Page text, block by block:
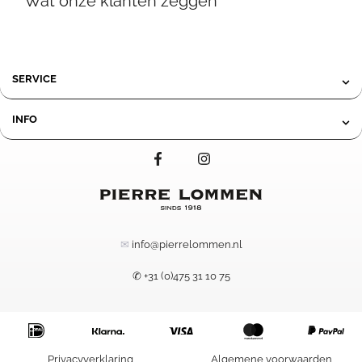
SERVICE
INFO
✉ info@pierrelommen.nl
✆ +31 (0)475 31 10 75
Privacyverklaring Algemene voorwaarden
439,00Prijsklasse: